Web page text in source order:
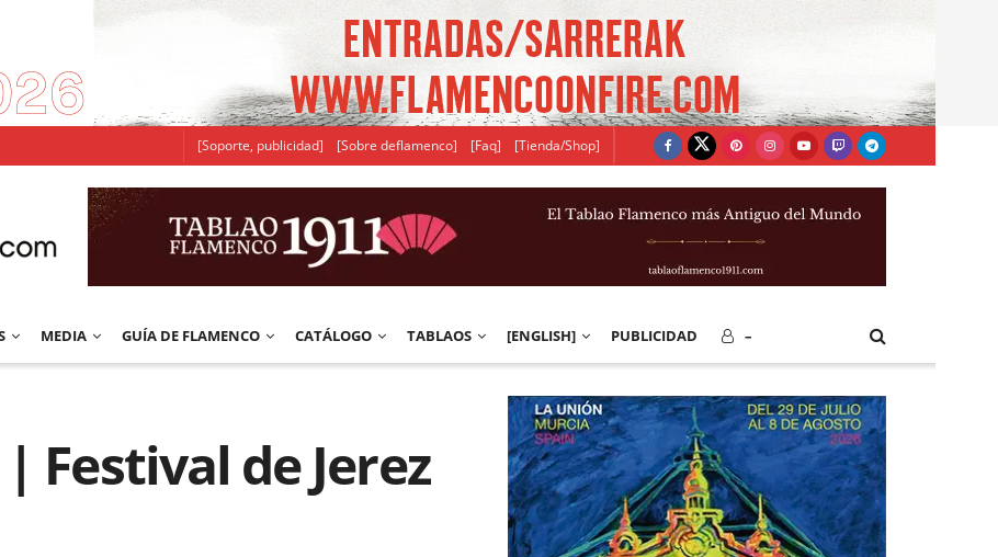
[Soporte, publicidad] [Sobre deflamenco] [Faq] [Tienda/Shop]
MEDIA GUÍA DE FLAMENCO CATÁLOGO TABLAOS [ENGLISH] PUBLICIDAD –
Festival de Jerez